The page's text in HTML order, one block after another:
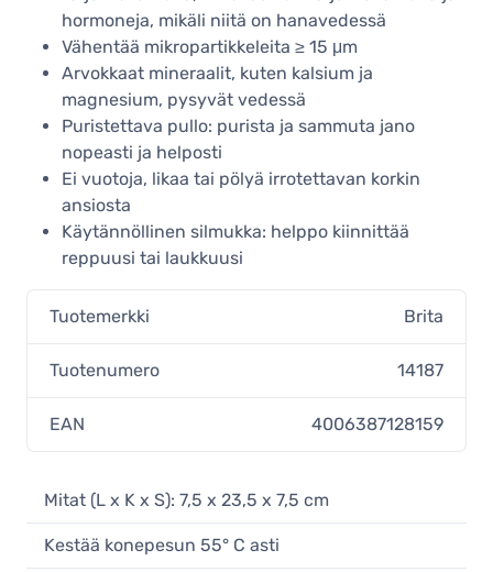
hormoneja, mikäli niitä on hanavedessä
Vähentää mikropartikkeleita ≥ 15 μm
Arvokkaat mineraalit, kuten kalsium ja
magnesium, pysyvät vedessä
Puristettava pullo: purista ja sammuta jano
nopeasti ja helposti
Ei vuotoja, likaa tai pölyä irrotettavan korkin
ansiosta
Käytännöllinen silmukka: helppo kiinnittää
reppuusi tai laukkuusi
Tuotemerkki Brita
Tuotenumero 14187
EAN 4006387128159
Mitat (L x K x S): 7,5 x 23,5 x 7,5 cm
Kestää konepesun 55° C asti